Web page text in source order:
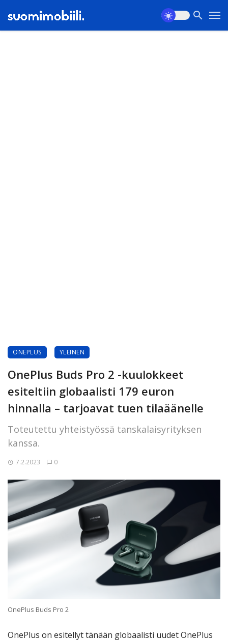
ONEPLUS YLEINEN
OnePlus Buds Pro 2 -kuulokkeet
esiteltiin globaalisti 179 euron
hinnalla – tarjoavat tuen tilaäänelle
Toteutettu yhteistyössä tanskalaisyrityksen
kanssa.
7.2.2023 0
OnePlus Buds Pro 2
OnePlus on esitellyt tänään globaalisti uudet OnePlus